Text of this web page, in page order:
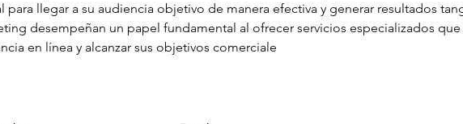
para llegar a su audiencia objetivo de manera efectiva y generar resultados
desempeñan un papel fundamental al ofrecer servicios especializados que
en línea y alcanzar sus objetivos comerciale